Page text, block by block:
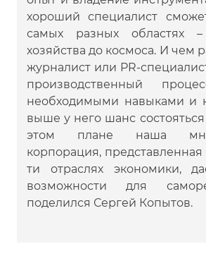
хороший специалист
самых разных областях
хозяйства до космоса. И чем
журналист или PR-
производственный
необходимыми навыками и
выше у него шанс
этом плане наша
корпорация,
ти отраслях экономики,
возможности для
поделился Сергей Копытов.